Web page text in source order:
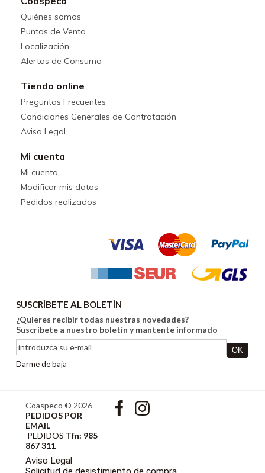
Quiénes somos
Puntos de Venta
Localización
Alertas de Consumo
Tienda online
Preguntas Frecuentes
Condiciones Generales de Contratación
Aviso Legal
Mi cuenta
Mi cuenta
Modificar mis datos
Pedidos realizados
SUSCRÍBETE AL BOLETÍN
¿Quieres recibir todas nuestras novedades?
Suscríbete a nuestro boletín y mantente informado
Darme de baja
Coaspeco © 2026
PEDIDOS POR
EMAIL
PEDIDOS Tfn: 985
867 311
Aviso Legal